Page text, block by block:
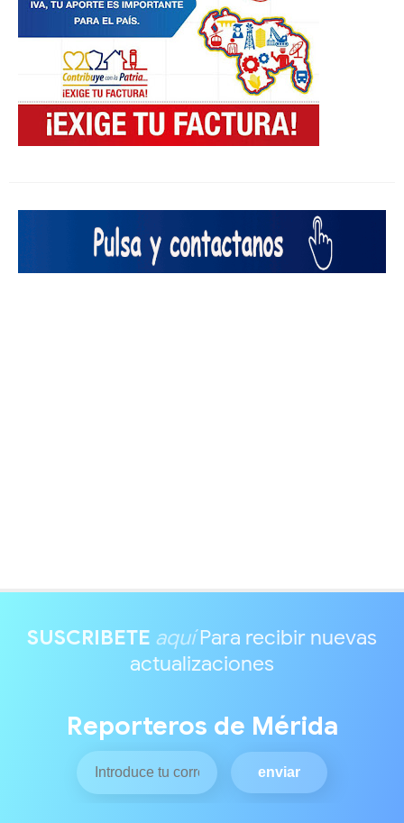
SUSCRIBETE aquíPara recibir nuevas
actualizaciones
Reporteros de Mérida